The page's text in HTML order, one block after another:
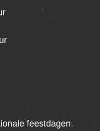
feestdagen.